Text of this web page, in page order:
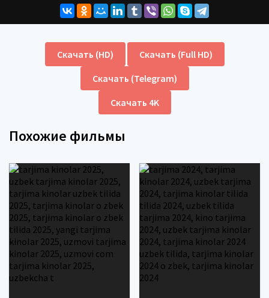
Скачать (HD)
Скачать (Full HD)
Скачать (Telegram)
Скачать 4K
Похожие фильмы